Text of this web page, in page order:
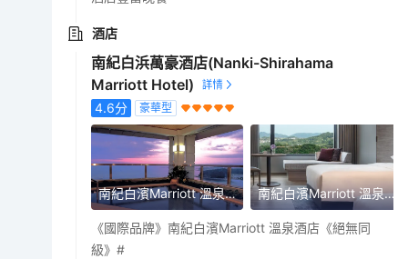
酒店
南紀白浜萬豪酒店(Nanki-Shirahama
Marriott Hotel)
4.6分 豪華型
南紀白濱Marriott 溫泉酒店 南紀白濱Marriott 溫泉酒店
《國際品牌》南紀白濱Marriott 溫泉酒店《絕無同
級》#